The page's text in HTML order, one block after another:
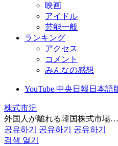
映画
アイドル
芸能一般
ランキング
アクセス
コメント
みんなの感想
YouTube 中央日報日本語
株式市況
外国人が離れる韓国株式市場…
공유하기
공유하기
공유하기
검색 열기